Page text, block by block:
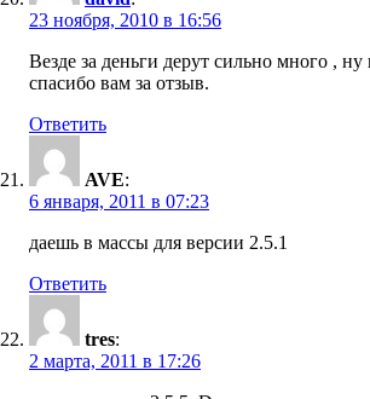
23 ноября, 2010 в 16:56
Везде за деньги дерут сильно много , ну
спасибо вам за отзыв.
Ответить
AVE:
6 января, 2011 в 07:23
даешь в массы для версии 2.5.1
Ответить
tres:
2 марта, 2011 в 17:26